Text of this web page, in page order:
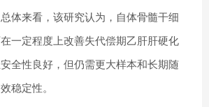
体来看，该研究认为，自体骨髓干细
一定程度上改善失代偿期乙肝肝硬化
全性良好，但仍需更大样本和长期随
稳定性。